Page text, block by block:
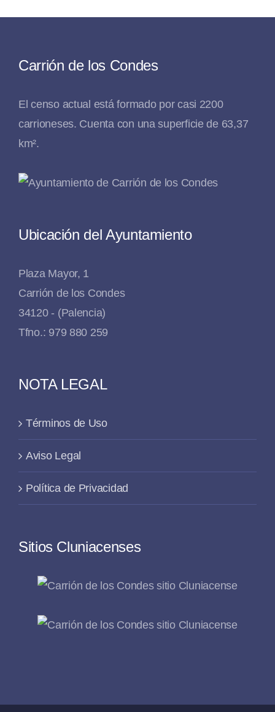
Carrión de los Condes
El censo actual está formado por casi 2200
carrioneses. Cuenta con una superficie de 63,37
km².
Ubicación del Ayuntamiento
Plaza Mayor, 1
Carrión de los Condes
34120 - (Palencia)
Tfno.: 979 880 259
NOTA LEGAL
Términos de Uso
Aviso Legal
Política de Privacidad
Sitios Cluniacenses